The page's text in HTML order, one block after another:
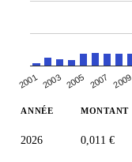
2001 2003 2005 2007 2009
ANNÉE MONTANT
2026 0,011 €